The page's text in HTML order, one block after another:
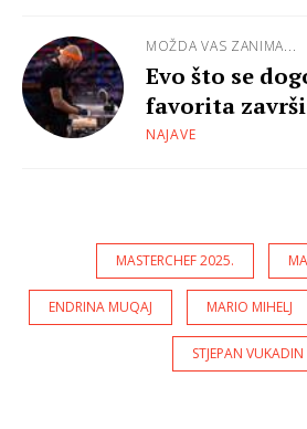
MOŽDA VAS ZANIMA...
Evo što se
favorita
"Tek sad igra
NAJAVE
MASTERCHEF 2025.
ENDRINA MUQAJ MARIO MIHELJ
STJEPAN VUKADIN